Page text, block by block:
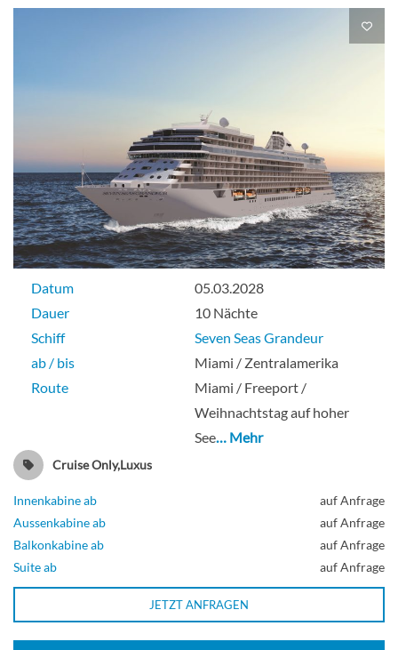
Datum
05.03.2028
Dauer
10 Nächte
Schiff
Seven Seas Grandeur
ab / bis
Miami / Zentralamerika
Route
Miami / Freeport /
Weihnachtstag auf hoher
See… Mehr
Cruise Only,Luxus
Innenkabine ab
auf Anfrage
Aussenkabine ab
auf Anfrage
Balkonkabine ab
auf Anfrage
Suite ab
auf Anfrage
JETZT ANFRAGEN